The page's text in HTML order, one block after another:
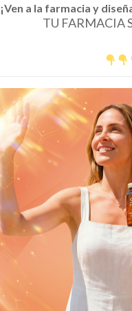
¡Ven a la farmacia y
TU FARMACIA